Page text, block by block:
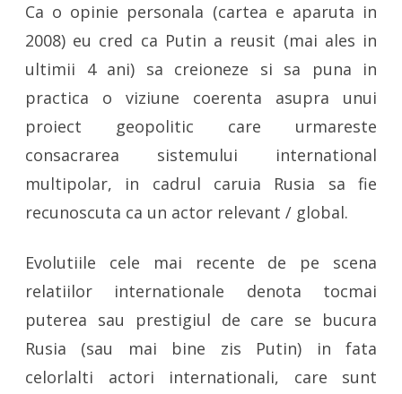
Ca o opinie personala (cartea e aparuta in
2008) eu cred ca Putin a reusit (mai ales in
ultimii 4 ani) sa creioneze si sa puna in
practica o viziune coerenta asupra unui
proiect geopolitic care urmareste
consacrarea sistemului international
multipolar, in cadrul caruia Rusia sa fie
recunoscuta ca un actor relevant / global.
Evolutiile cele mai recente de pe scena
relatiilor internationale denota tocmai
puterea sau prestigiul de care se bucura
Rusia (sau mai bine zis Putin) in fata
celorlalti actori internationali, care sunt